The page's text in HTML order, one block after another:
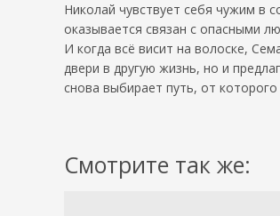
Николай чувствует себя чужим в
оказывается связан с опасными
И когда всё висит на волоске,
двери в другую жизнь, но и
снова выбирает путь, от
Смотрите так же: